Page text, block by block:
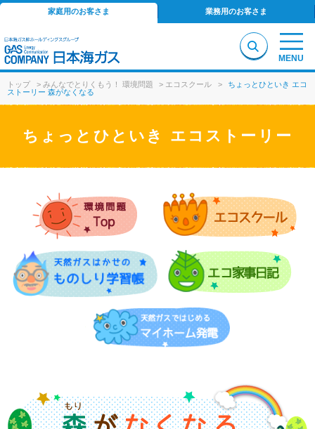
家庭用のお客さま 業務用のお客さま
MENU
トップ > みんなでとりくもう！ 環境問題 > エコスクール >
ちょっとひといき エコ
ストーリー 森がなくなる
ちょっとひといき エコストーリー